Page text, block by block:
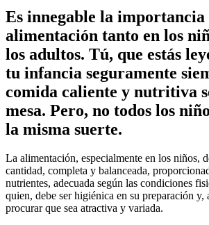
Es innegable la importancia
alimentación tanto en los
los adultos. Tú, que estás
tu infancia seguramente
comida caliente y nutritiva
mesa. Pero, no todos los
la misma suerte.
La alimentación, especialmente en los niños,
cantidad, completa y balanceada,
nutrientes, adecuada según las condiciones
quien, debe ser higiénica en su preparación y,
procurar que sea atractiva y variada.